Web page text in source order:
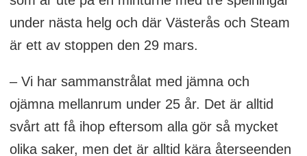
under nästa helg och där Västerås och Steam
är ett av stoppen den 29 mars.
– Vi har sammanstrålat med jämna och
ojämna mellanrum under 25 år. Det är alltid
svårt att få ihop eftersom alla gör så mycket
olika saker, men det är alltid kära återseenden